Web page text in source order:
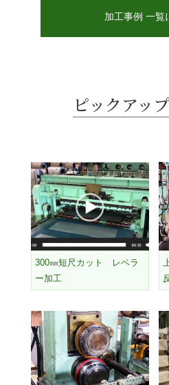
加工事例 一覧
ピックアッ
300㎜短尺カット レベラ
ー加工